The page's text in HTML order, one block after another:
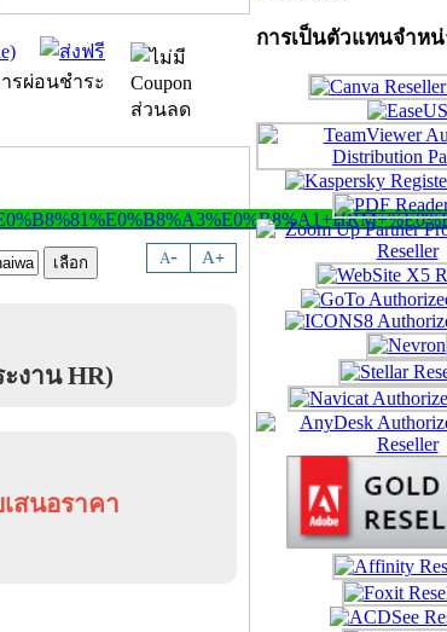
A- A+
งาน HR)
สนอราคา
การเป็นตัวแทนจำห